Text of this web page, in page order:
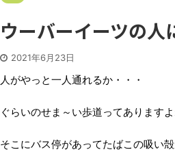
ウーバーイーツの人
2021年6月23日
人がやっと一人通れるか・・・
ぐらいのせま～い歩道ってあります
そこにバス停があってたばこの吸い